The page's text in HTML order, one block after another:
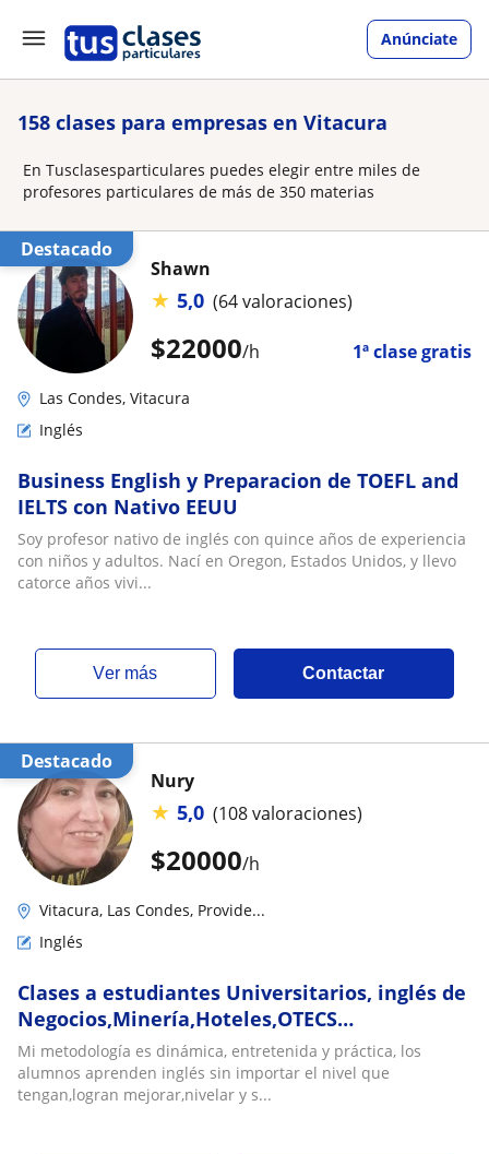
Anúnciate
158 clases para empresas en Vitacura
En Tusclasesparticulares puedes elegir entre miles de
profesores particulares de más de 350 materias
Destacado
$22000/h 1ª clase gratis
Shawn
★ 5,0 (64 valoraciones)
Las Condes, Vitacura
Inglés
Business English y Preparacion de TOEFL and
IELTS con Nativo EEUU
Soy profesor nativo de inglés con quince años de experiencia
con niños y adultos. Nací en Oregon, Estados Unidos, y llevo
catorce años vivi...
ver más Contactar
Destacado
$20000/h
Nury
★ 5,0 (108 valoraciones)
Vitacura, Las Condes, Provide...
Inglés
Clases a estudiantes Universitarios, inglés de
Negocios,Minería,Hoteles,OTECS
capacitación,Contabilidad,Inglés
Técnico,TOEIC, Sence cursos: Hoteles, Inglés
de negocios, Contadores, Empresas de
Mi metodología es dinámica, entretenida y práctica, los
alumnos aprenden inglés sin importar el nivel que
tengan,logran mejorar,nivelar y s...